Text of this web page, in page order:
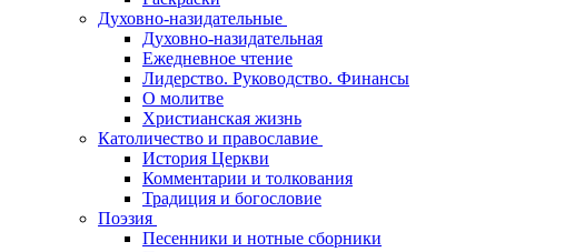
Духовно-назидательные
Духовно-назидательная
Ежедневное чтение
Лидерство. Руководство. Финансы
О молитве
Христианская жизнь
Католичество и православие
История Церкви
Комментарии и толкования
Традиция и богословие
Поэзия
Песенники и нотные сборники